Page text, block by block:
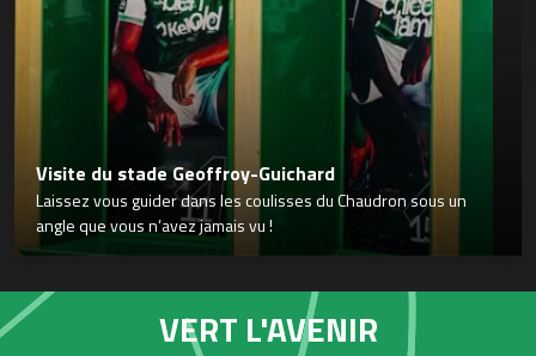
Visite du stade Geoffroy-Guichard
Laissez vous guider dans les coulisses du Chaudron sous un
angle que vous n’avez jamais vu !
VERT L'AVENIR